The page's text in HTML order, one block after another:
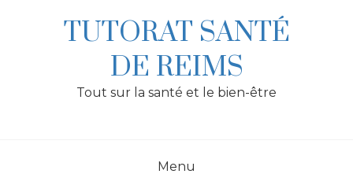
TUTORAT SANTÉ
DE REIMS
Tout sur la santé et le bien-être
Menu